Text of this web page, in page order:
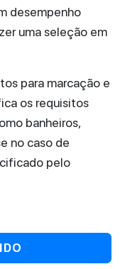
desempenho
uma seleção em
para marcação e
os requisitos
banheiros,
no caso de
pelo